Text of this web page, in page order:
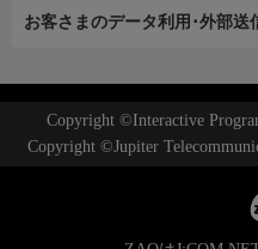
お客さまのデータ利用･外部送
Copyright ©Interactive
Copyright ©Jupiter